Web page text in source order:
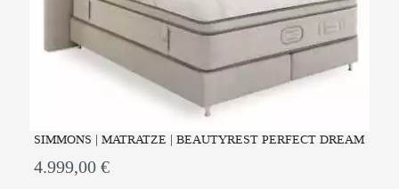
SIMMONS | MATRATZE | BEAUTYREST PERFECT DREAM
4.999,00 €